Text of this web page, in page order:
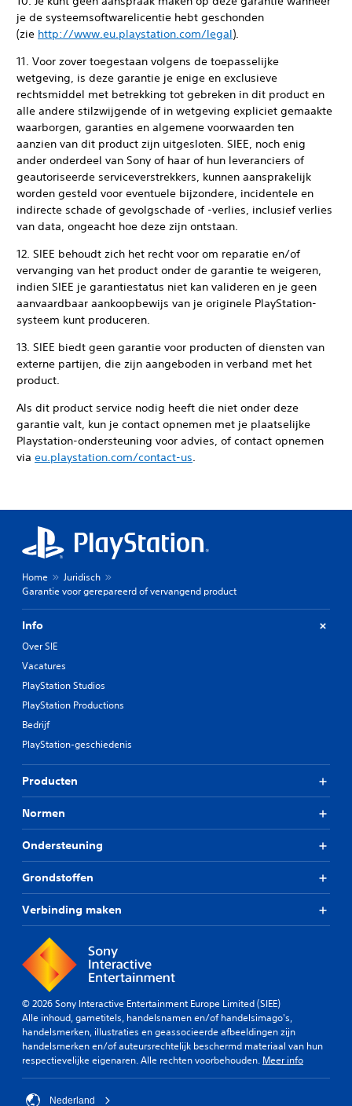
je de systeemsoftwarelicentie hebt geschonden
(zie http://www.eu.playstation.com/legal).
11. Voor zover toegestaan volgens de toepasselijke
wetgeving, is deze garantie je enige en exclusieve
rechtsmiddel met betrekking tot gebreken in dit product en
alle andere stilzwijgende of in wetgeving expliciet gemaakte
waarborgen, garanties en algemene voorwaarden ten
aanzien van dit product zijn uitgesloten. SIEE, noch enig
ander onderdeel van Sony of haar of hun leveranciers of
geautoriseerde serviceverstrekkers, kunnen aansprakelijk
worden gesteld voor eventuele bijzondere, incidentele en
indirecte schade of gevolgschade of -verlies, inclusief verlies
van data, ongeacht hoe deze zijn ontstaan.
12. SIEE behoudt zich het recht voor om reparatie en/of
vervanging van het product onder de garantie te weigeren,
indien SIEE je garantiestatus niet kan valideren en je geen
aanvaardbaar aankoopbewijs van je originele PlayStation-
systeem kunt produceren.
13. SIEE biedt geen garantie voor producten of diensten van
externe partijen, die zijn aangeboden in verband met het
product.
Als dit product service nodig heeft die niet onder deze
garantie valt, kun je contact opnemen met je plaatselijke
Playstation-ondersteuning voor advies, of contact opnemen
via eu.playstation.com/contact-us.
Home
Juridisch
Garantie voor gerepareerd of vervangend product
Info
Over SIE
Vacatures
PlayStation Studios
PlayStation Productions
Bedrijf
PlayStation-geschiedenis
Producten
Normen
Ondersteuning
Grondstoffen
Verbinding maken
© 2026 Sony Interactive Entertainment Europe Limited (SIEE)
Alle inhoud, gametitels, handelsnamen en/of handelsimago's,
handelsmerken, illustraties en geassocieerde afbeeldingen zijn
handelsmerken en/of auteursrechtelijk beschermd materiaal van hun
respectievelijke eigenaren. Alle rechten voorbehouden. Meer info
Nederland